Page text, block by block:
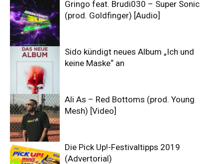
Gringo feat. Brudi030 – Super Sonic
(prod. Goldfinger) [Audio]
Sido kündigt neues Album „Ich und
keine Maske“ an
Ali As – Red Bottoms (prod. Young
Mesh) [Video]
Die Pick Up!-Festivaltipps 2019
(Advertorial)